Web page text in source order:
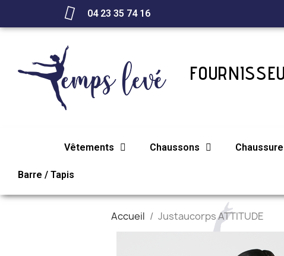
04 23 35 74 16
Vêtements Chaussons
Barre / Tapis
Accueil Justaucorps ATTITUDE